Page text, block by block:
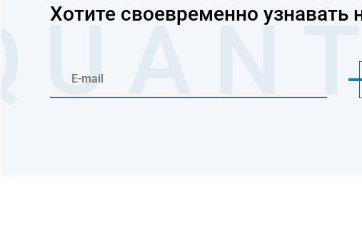
Хотите своевременно узнавать